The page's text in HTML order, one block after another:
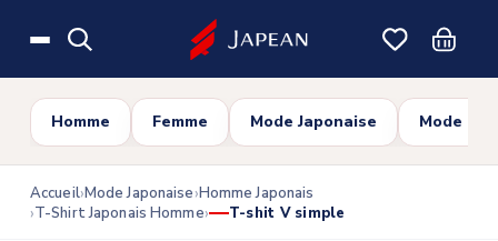
Homme Femme Mode Japonaise Mode
Accueil Mode Japonaise Homme Japonais
T-Shirt Japonais Homme
T-shit V simple